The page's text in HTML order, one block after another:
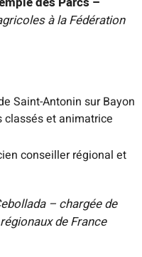
à la Fédération
Saint-Antonin sur Bayon
et animatrice
conseiller régional et
– chargée de
de France